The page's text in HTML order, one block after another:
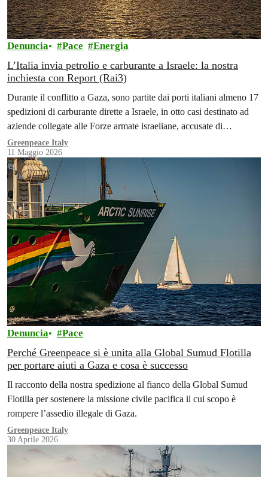
Denuncia Pace Energia
L’Italia invia petrolio e carburante a Israele: la nostra
inchiesta con Report (Rai3)
Durante il conflitto a Gaza, sono partite dai porti italiani almeno 17
spedizioni di carburante dirette a Israele, in otto casi destinato ad
aziende collegate alle Forze armate israeliane, accusate di
genocidio.
Greenpeace Italy
11 Maggio 2026
Denuncia Pace
Perché Greenpeace si è unita alla Global Sumud Flotilla
per portare aiuti a Gaza e cosa è successo
Il racconto della nostra spedizione al fianco della Global Sumud
Flotilla per sostenere la missione civile pacifica il cui scopo è
rompere l’assedio illegale di Gaza.
Greenpeace Italy
30 Aprile 2026